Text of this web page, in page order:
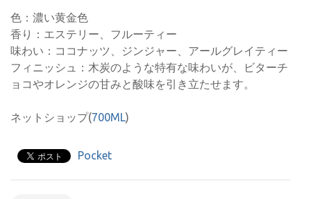
色：濃い黄金色
香り：エステリー、フルーティー
味わい：ココナッツ、ジンジャー、アールグレイティー
フィニッシュ：木炭のような特有な味わいが、ビターチ
ョコやオレンジの甘みと酸味を引き立たせます。
ネットショップ(700ML)
Pocket